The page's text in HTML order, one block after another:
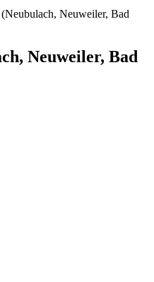
Neuweiler, Bad
Neuweiler, Bad